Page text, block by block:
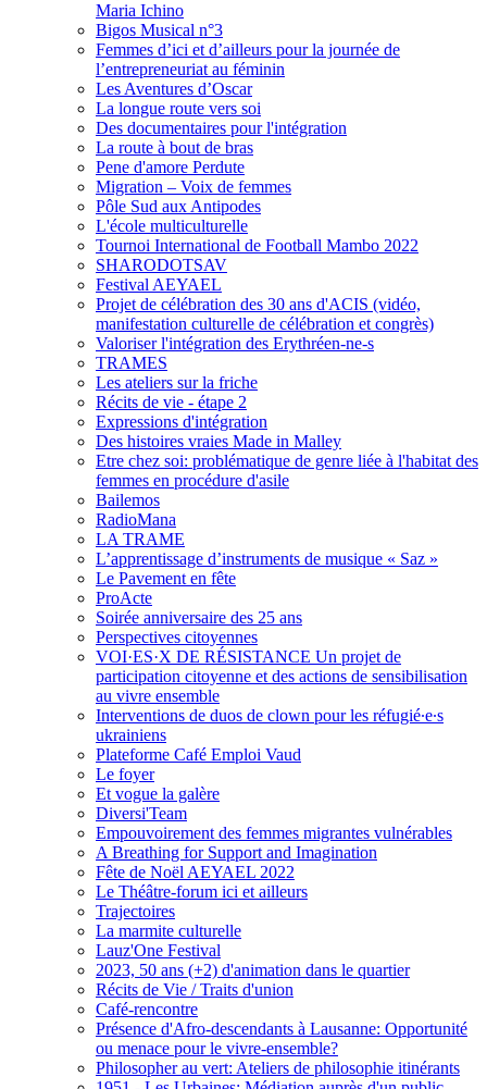
Maria Ichino
Bigos Musical n°3
Femmes d’ici et d’ailleurs pour la journée de
l’entrepreneuriat au féminin
Les Aventures d’Oscar
La longue route vers soi
Des documentaires pour l'intégration
La route à bout de bras
Pene d'amore Perdute
Migration – Voix de femmes
Pôle Sud aux Antipodes
L'école multiculturelle
Tournoi International de Football Mambo 2022
SHARODOTSAV
Festival AEYAEL
Projet de célébration des 30 ans d'ACIS (vidéo,
manifestation culturelle de célébration et congrès)
Valoriser l'intégration des Erythréen-ne-s
TRAMES
Les ateliers sur la friche
Récits de vie - étape 2
Expressions d'intégration
Des histoires vraies Made in Malley
Etre chez soi: problématique de genre liée à l'habitat des
femmes en procédure d'asile
Bailemos
RadioMana
LA TRAME
L’apprentissage d’instruments de musique « Saz »
Le Pavement en fête
ProActe
Soirée anniversaire des 25 ans
Perspectives citoyennes
VOI·ES·X DE RÉSISTANCE Un projet de
participation citoyenne et des actions de sensibilisation
au vivre ensemble
Interventions de duos de clown pour les réfugié∙e∙s
ukrainiens
Plateforme Café Emploi Vaud
Le foyer
Et vogue la galère
Diversi'Team
Empouvoirement des femmes migrantes vulnérables
A Breathing for Support and Imagination
Fête de Noël AEYAEL 2022
Le Théâtre-forum ici et ailleurs
Trajectoires
La marmite culturelle
Lauz'One Festival
2023, 50 ans (+2) d'animation dans le quartier
Récits de Vie / Traits d'union
Café-rencontre
Présence d'Afro-descendants à Lausanne: Opportunité
ou menace pour le vivre-ensemble?
Philosopher au vert: Ateliers de philosophie itinérants